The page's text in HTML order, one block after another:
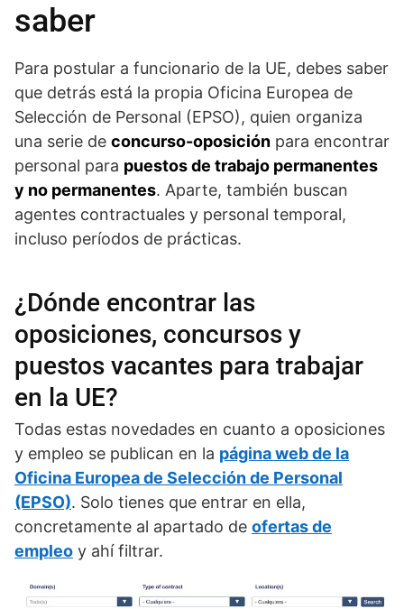
saber
Para postular a funcionario de la UE, debes saber
que detrás está la propia Oficina Europea de
Selección de Personal (EPSO), quien organiza
una serie de concurso-oposición para encontrar
personal para puestos de trabajo permanentes
y no permanentes. Aparte, también buscan
agentes contractuales y personal temporal,
incluso períodos de prácticas.
¿Dónde encontrar las
oposiciones, concursos y
puestos vacantes para trabajar
en la UE?
Todas estas novedades en cuanto a oposiciones
y empleo se publican en la página web de la
Oficina Europea de Selección de Personal
(EPSO). Solo tienes que entrar en ella,
concretamente al apartado de ofertas de
empleo y ahí filtrar.